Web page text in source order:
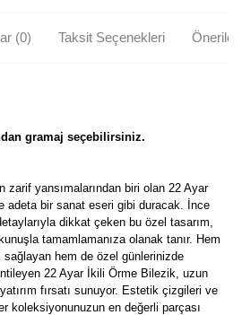
(0) Taksit Seçenekleri
gramaj seçebilirsiniz.
zarif yansımalarından biri olan 22 Ayar
adeta bir sanat eseri gibi duracak. İnce
dikkat çeken bu özel tasarım,
tamamlamanıza olanak tanır. Hem
hem de özel günlerinizde
22 Ayar İkili Örme Bilezik, uzun
fırsatı sunuyor. Estetik çizgileri ve
koleksiyonunuzun en değerli parçası